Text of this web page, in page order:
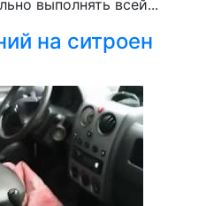
выполнять всей...
на ситроен